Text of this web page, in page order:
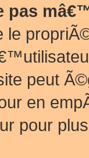
pas
le
peut
en
pour